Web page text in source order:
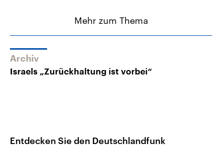
Mehr zum Thema
Archiv
Israels „Zurückhaltung ist vorbei“
Entdecken Sie den Deutschlandfunk